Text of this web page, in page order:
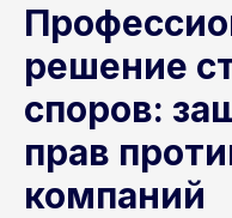
решение
споров:
прав
компаний